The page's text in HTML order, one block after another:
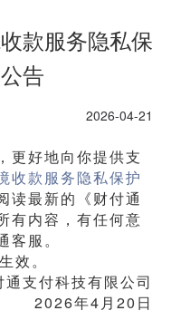
款服务隐私保
告
2026-04-21
更好地向你提供支
收款服务隐私保护
读最新的《财付通
有内容，有任何意
服。
效。
通支付科技有限公司
2026年4月20日